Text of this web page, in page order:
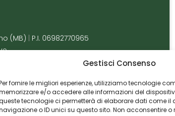
Gestisci Consenso
fornire le migliori esperienze, utilizziamo tecnologie
e/o accedere alle informazioni del
tecnologie ci permetterà di elaborare dati come il
o ID unici su questo sito. Non acconsentire o
(MB)
P.I. 06982770965